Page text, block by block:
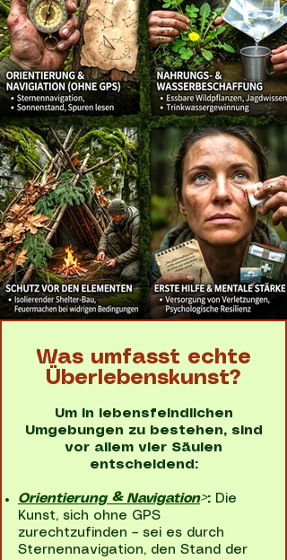
Was umfasst echte
Überlebenskunst?
Um in lebensfeindlichen
Umgebungen zu bestehen, sind
vor allem vier Säulen
entscheidend:
Orientierung & Navigation>: Die
Kunst, sich ohne GPS
zurechtzufinden – sei es durch
Sternennavigation, den Stand der